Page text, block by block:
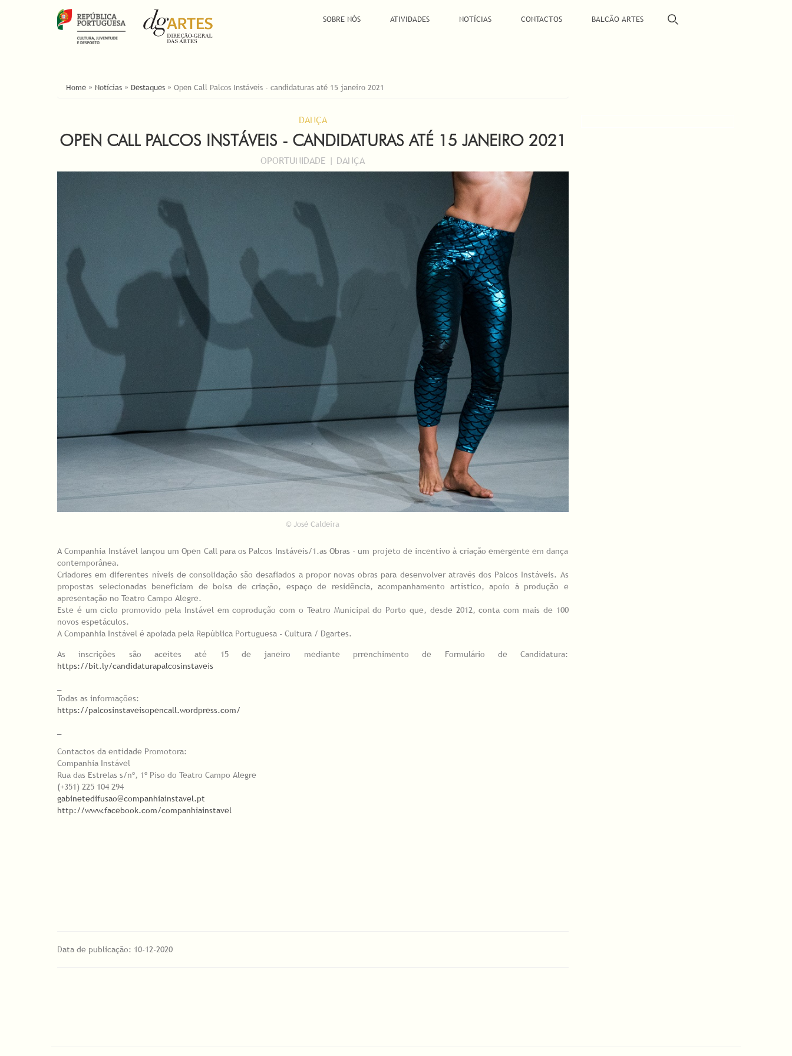
SOBRE NÓS ATIVIDADES NOTÍCIAS CONTACTOS BALCÃO ARTES
ESTÁ AQUI
Home » Notícias » Destaques » Open Call Palcos Instáveis - candidaturas até 15 janeiro 2021
DANÇA
OPEN CALL PALCOS INSTÁVEIS - CANDIDATURAS ATÉ 15 JANEIRO 2021
OPORTUNIDADE | DANÇA
© José Caldeira
A Companhia Instável lançou um Open Call para os Palcos Instáveis/1.as Obras - um projeto de incentivo à criação emergente em dança
contemporânea.
Criadores em diferentes níveis de consolidação são desafiados a propor novas obras para desenvolver através dos Palcos Instáveis. As
propostas selecionadas beneficiam de bolsa de criação, espaço de residência, acompanhamento artístico, apoio à produção e
apresentação no Teatro Campo Alegre.
Este é um ciclo promovido pela Instável em coprodução com o Teatro Municipal do Porto que, desde 2012, conta com mais de 100
novos espetáculos.
A Companhia Instável é apoiada pela República Portuguesa - Cultura / Dgartes.
As inscrições são aceites até 15 de janeiro mediante prrenchimento de Formulário de Candidatura:
https://bit.ly/candidaturapalcosinstaveis
Todas as informações:
https://palcosinstaveisopencall.wordpress.com/
Contactos da entidade Promotora:
Companhia Instável
Rua das Estrelas s/nº, 1º Piso do Teatro Campo Alegre
(+351) 225 104 294
gabinetedifusao@companhiainstavel.pt
http://www.facebook.com/companhiainstavel
Data de publicação: 10-12-2020